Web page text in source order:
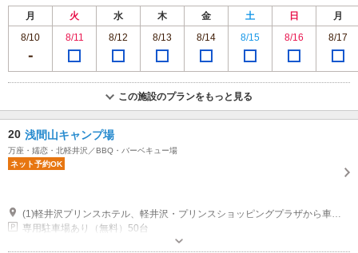
月 火 水 木 金 土 日
月
8/10
8/11 8/12 8/13 8/14 8/15 8/16 8/17
この施設のプランをもっと見る
20 浅間山キャンプ場
万座・嬬恋・北軽井沢／BBQ・バーベキュー場
ネット予約OK
(1)軽井沢プリンスホテル、軽井沢・プリンスショッピングプラザから車で約30分 軽井沢駅北口①番から西武観光バスを利用して浅間山キャンプ場まで約40分
専用駐車場あり（無料）50台